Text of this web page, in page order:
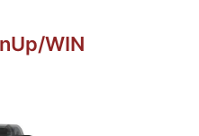
WIN